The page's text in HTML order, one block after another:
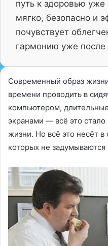
путь к здоровью
мягко, безопасно и
почувствует
гармонию уже
Современный образ
времени проводить в
компьютером,
экранами — всё это
жизни. Но всё это несёт
которых не задумываются